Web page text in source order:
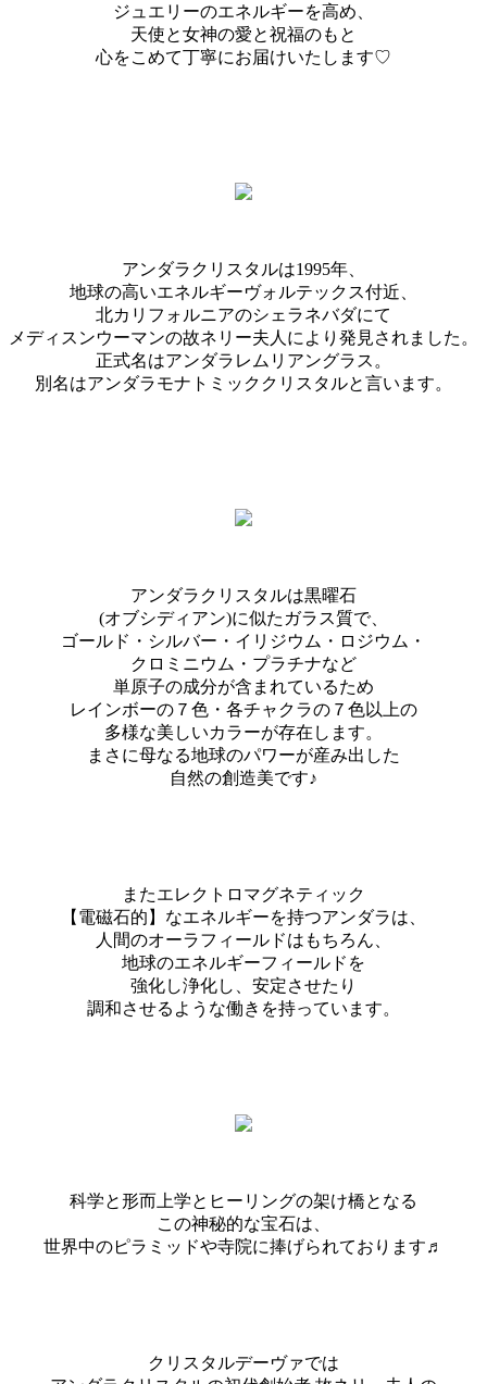
ジュエリーのエネルギーを高め、
天使と女神の愛と祝福のもと
心をこめて丁寧にお届けいたします♡
アンダラクリスタルは1995年、
地球の高いエネルギーヴォルテックス付近、
北カリフォルニアのシェラネバダにて
メディスンウーマンの故ネリー夫人により発見されました。
正式名はアンダラレムリアングラス。
別名はアンダラモナトミッククリスタルと言います。
アンダラクリスタルは黒曜石
(オブシディアン)に似たガラス質で、
ゴールド・シルバー・イリジウム・ロジウム・
クロミニウム・プラチナなど
単原子の成分が含まれているため
レインボーの７色・各チャクラの７色以上の
多様な美しいカラーが存在します。
まさに母なる地球のパワーが産み出した
自然の創造美です♪
またエレクトロマグネティック
【電磁石的】なエネルギーを持つアンダラは、
人間のオーラフィールドはもちろん、
地球のエネルギーフィールドを
強化し浄化し、安定させたり
調和させるような働きを持っています。
科学と形而上学とヒーリングの架け橋となる
この神秘的な宝石は、
世界中のピラミッドや寺院に捧げられております♬
クリスタルデーヴァでは